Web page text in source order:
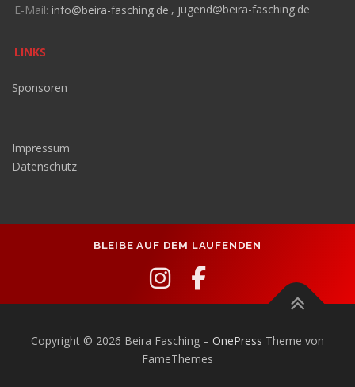
E-Mail: info@beira-fasching.de , jugend@beira-fasching.de
LINKS
Sponsoren
Impressum
Datenschutz
BLEIBE AUF DEM LAUFENDEN
Copyright © 2026 Beira Fasching – OnePress Theme von
FameThemes